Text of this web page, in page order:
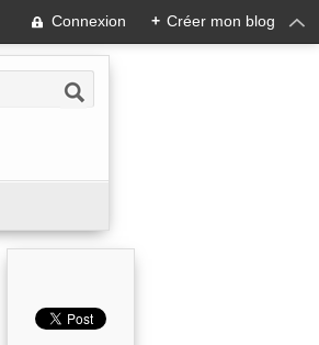
Connexion + Créer mon blog